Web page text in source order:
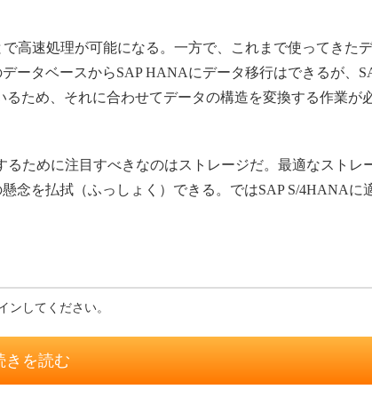
高速処理が可能になる。一方で、これまで使ってきた
ータベースからSAP HANAにデータ移行はできるが、
ため、それに合わせてデータの構造を変換する作業が
ために注目すべきなのはストレージだ。最適なストレ
念を払拭（ふっしょく）できる。ではSAP S/4HANAに
ンしてください。
きを読む